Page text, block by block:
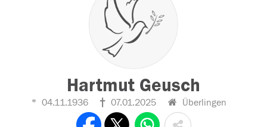
Hartmut Geusch
04.11.1936 07.01.2025 Überlingen